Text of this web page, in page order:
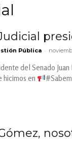
Pública -
del Senado
hicimos en